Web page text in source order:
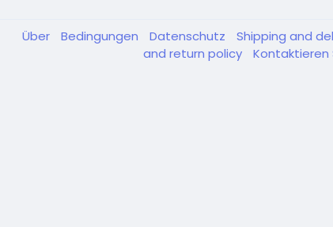
Über Bedingungen Datenschutz Shipping and
and return policy
Kontaktieren